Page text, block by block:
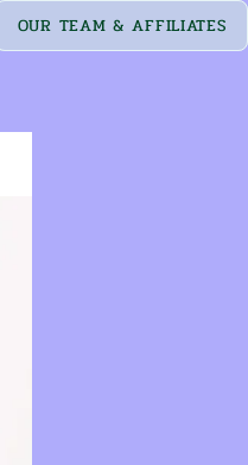
OUR TEAM & AFFILIATES